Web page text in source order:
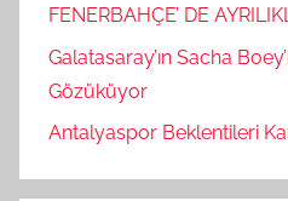
FENERBAHÇE’ DE
Galatasaray’ın Sacha
Gözüküyor
Antalyaspor Beklentileri